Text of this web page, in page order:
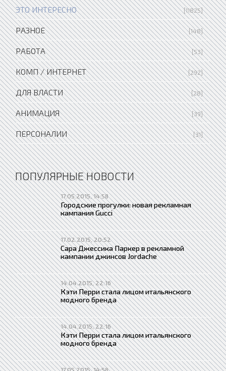
ЭТО ИНТЕРЕСНО [11825]
РАЗНОЕ [148]
РАБОТА [53]
КОМП / ИНТЕРНЕТ [292]
ДЛЯ ВЛАСТИ [28]
АНИМАЦИЯ [39]
ПЕРСОНАЛИИ [31]
ПОПУЛЯРНЫЕ НОВОСТИ
17.05.2015, 14:58
Городские прогулки: новая рекламная
кампания Gucci
17.02.2015, 20:52
Сара Джессика Паркер в рекламной
кампании джинсов Jordache
14.04.2015, 22:16
Кэти Перри стала лицом итальянского
модного бренда
14.04.2015, 22:16
Кэти Перри стала лицом итальянского
модного бренда
17.05.2015, 14:58